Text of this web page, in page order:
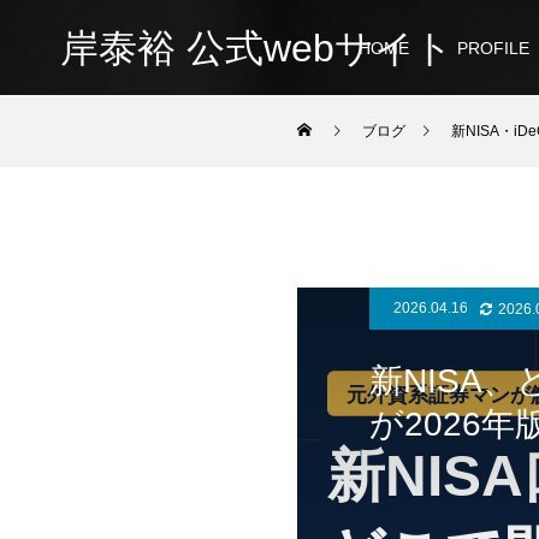
岸泰裕 公式webサイト
HOME PROFILE
ブログ 新NISA・
2026.04.16
新NISA、
が2026年